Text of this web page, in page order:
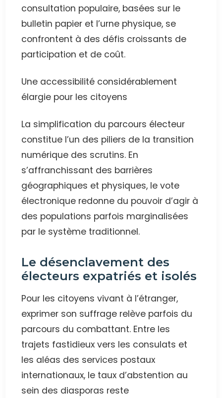
consultation populaire, basées sur le
bulletin papier et l’urne physique, se
confrontent à des défis croissants de
participation et de coût.
Une accessibilité considérablement
élargie pour les citoyens
La simplification du parcours électeur
constitue l’un des piliers de la transition
numérique des scrutins. En
s’affranchissant des barrières
géographiques et physiques, le vote
électronique redonne du pouvoir d’agir à
des populations parfois marginalisées
par le système traditionnel.
Le désenclavement des
électeurs expatriés et isolés
Pour les citoyens vivant à l’étranger,
exprimer son suffrage relève parfois du
parcours du combattant. Entre les
trajets fastidieux vers les consulats et
les aléas des services postaux
internationaux, le taux d’abstention au
sein des diasporas reste